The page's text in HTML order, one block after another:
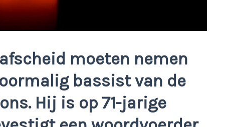
moeten nemen
bassist van de
Hij is op 71-jarige